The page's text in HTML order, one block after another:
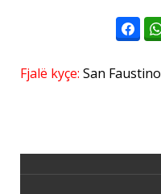
Fjalë kyçe: San Faustino